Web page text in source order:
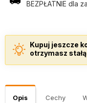
BEZPŁATNIE dla
Kupuj jeszcze
otrzymasz
Opis Cechy